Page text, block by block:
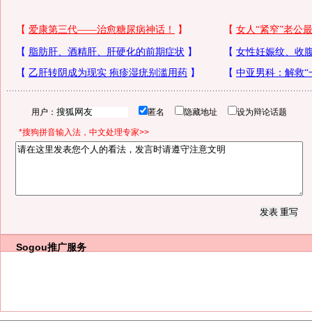
用户： 匿名 隐藏地址 设为辩论话题
*搜狗拼音输入法，中文处理专家>>
Sogou推广服务